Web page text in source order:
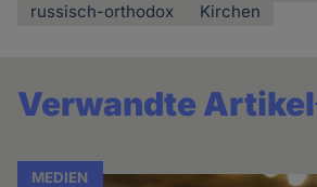
russisch-orthodox
Kirchen
Verwandte Artikel
MEDIEN